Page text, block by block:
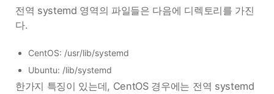
전역 systemd 영역의 파일들은 다음에 디렉토리를 가진
다.
CentOS: /usr/lib/systemd
Ubuntu: /lib/systemd
한가지 특징이 있는데, CentOS 경우에는 전역 systemd